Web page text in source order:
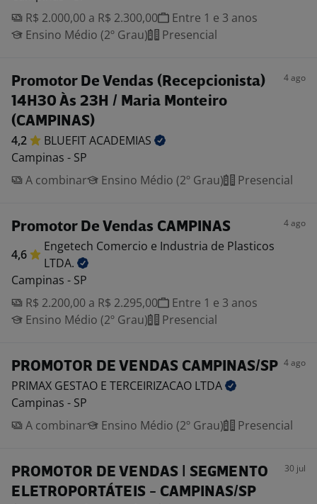
R$ 2.000,00 a R$ 2.300,00
Entre 1 e 3 anos
Ensino Médio (2º Grau)
Presencial
Promotor De Vendas (Recepcionista)
14H30 Às 23H / Maria Monteiro
(CAMPINAS)
4 ago
4,2 BLUEFITACADEMIAS
Campinas - SP
A combinar
Ensino Médio (2º Grau) Presencial
Promotor De Vendas CAMPINAS 4 ago
4,6
Engetech Comercio e Industria de Plasticos
LTDA.
Campinas - SP
R$ 2.200,00 a R$ 2.295,00
Entre 1 e 3 anos
Ensino Médio (2º Grau)
Presencial
PROMOTOR DE VENDAS CAMPINAS/SP 4 ago
PRIMAX GESTAO E TERCEIRIZACAO LTDA
Campinas - SP
A combinar
Ensino Médio (2º Grau) Presencial
PROMOTOR DE VENDAS | SEGMENTO
ELETROPORTÁTEIS - CAMPINAS/SP
30 jul